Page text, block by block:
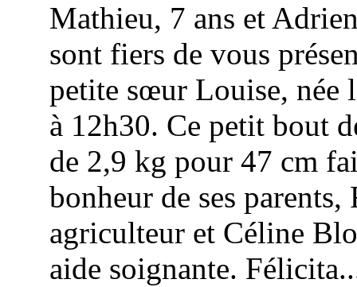
Mathieu, 7 ans et
sont fiers de vous
petite sœur Louise, née
à 12h30. Ce petit bout
de 2,9 kg pour 47 cm
bonheur de ses parents,
agriculteur et Céline
aide soignante.